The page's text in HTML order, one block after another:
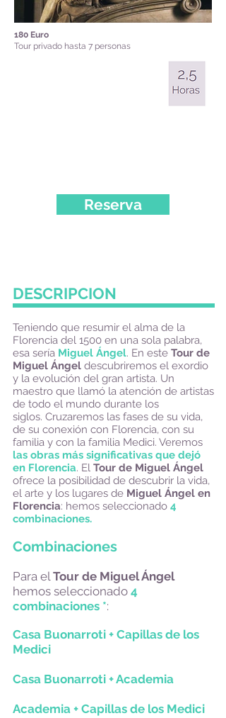
180 Euro
Tour privado hasta 7 personas
Reserva
DESCRIPCION
Teniendo que resumir el alma de la
Florencia del 1500 en una sola palabra,
esa sería Miguel Ángel. En este Tour de
Miguel Ángel descubriremos el exordio
y la evolución del gran artista. Un
maestro que llamó la atención de artistas
de todo el mundo durante los
siglos. Cruzaremos las fases de su vida,
de su conexión con Florencia, con su
familia y con la familia Medici. Veremos
las obras más significativas que dejó
en Florencia. El Tour de Miguel Ángel
ofrece la posibilidad de descubrir la vida,
el arte y los lugares de Miguel Ángel en
Florencia: hemos seleccionado 4
combinaciones.
Combinaciones
Para elTour de Miguel Ángel
hemos seleccionado 4
combinaciones *:
Casa Buonarroti + Capillas de los
Medici
Casa Buonarroti + Academia
Academia + Capillas de los Medici